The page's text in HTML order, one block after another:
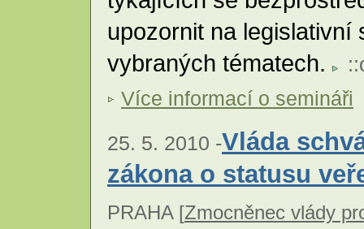
upozornit na legislativní
vybraných tématech.
::
Více informací o semináři
25. 5. 2010 -Vláda
zákona o statusu
PRAHA [Zmocněnec vlády